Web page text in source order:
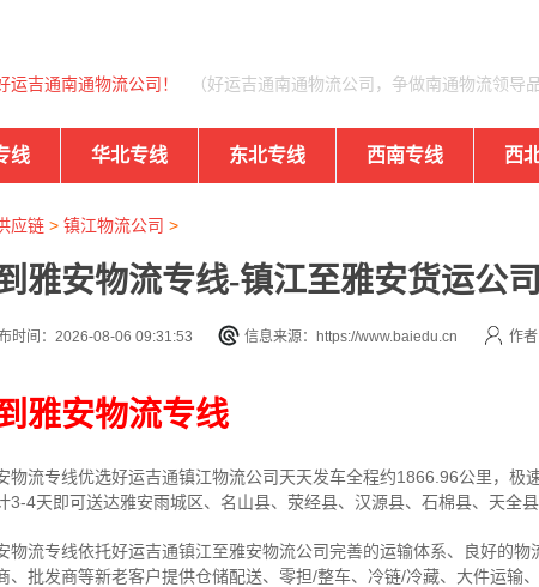
运吉通南通物流公司！ （好运吉通南通物流公司，争做南通物流领导
线 华北专线 东北专线 西南专线 西
应链> 镇江物流公司 >
雅安物流专线-镇江至雅安货运公司
时间：2026-08-06 09:31:53 信息来源：https://www.baiedu.cn 作
雅安物流专线
物流专线优选好运吉通镇江物流公司天天发车全程约1866.96公里， 极
3-4天即可送达雅安雨城区、名山县、荥经县、汉源县、石棉县、天全县
物流专线依托好运吉通镇江至雅安物流公司完善的运输体系、良好的
、批发商等新老客户提供仓储配送、零担/整车、冷链/冷藏、大件运输